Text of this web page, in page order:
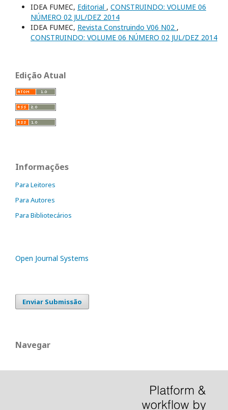
IDEA FUMEC, Editorial , CONSTRUINDO: VOLUME 06
NÚMERO 02 JUL/DEZ 2014
IDEA FUMEC, Revista Construindo V06 N02 ,
CONSTRUINDO: VOLUME 06 NÚMERO 02 JUL/DEZ 2014
Edição Atual
Informações
Para Leitores
Para Autores
Para Bibliotecários
Open Journal Systems
Enviar Submissão
Navegar